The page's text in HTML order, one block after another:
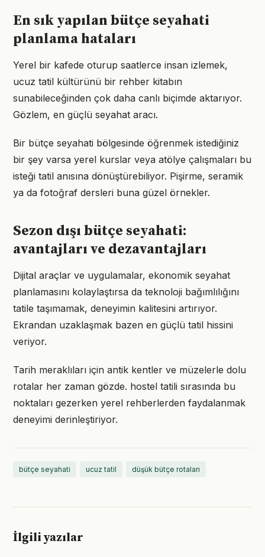
En sık yapılan bütçe seyahati
planlama hataları
Yerel bir kafede oturup saatlerce insan izlemek,
ucuz tatil kültürünü bir rehber kitabın
sunabileceğinden çok daha canlı biçimde aktarıyor.
Gözlem, en güçlü seyahat aracı.
Bir bütçe seyahati bölgesinde öğrenmek istediğiniz
bir şey varsa yerel kurslar veya atölye çalışmaları bu
isteği tatil anısına dönüştürebiliyor. Pişirme, seramik
ya da fotoğraf dersleri buna güzel örnekler.
Sezon dışı bütçe seyahati:
avantajları ve dezavantajları
Dijital araçlar ve uygulamalar, ekonomik seyahat
planlamasını kolaylaştırsa da teknoloji bağımlılığını
tatile taşımamak, deneyimin kalitesini artırıyor.
Ekrandan uzaklaşmak bazen en güçlü tatil hissini
veriyor.
Tarih meraklıları için antik kentler ve müzelerle dolu
rotalar her zaman gözde. hostel tatili sırasında bu
noktaları gezerken yerel rehberlerden faydalanmak
deneyimi derinleştiriyor.
bütçe seyahati ucuz tatil düşük bütçe rotaları
İlgili yazılar